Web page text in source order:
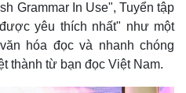
Grammar In Use", Tuyển tập
yêu thích nhất" như một
hóa đọc và nhanh chóng
thành từ bạn đọc Việt Nam.